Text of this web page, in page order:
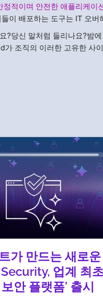
정적이며 안전한 애플리케이
이 배포하는 도구는 IT 오
?당신 말처럼 들리나요?밤
가 조직의 이러한 고유한 사
가 만드는 새로운
업계 최
안 플랫폼’ 출시